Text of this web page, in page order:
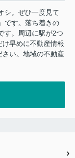
シ。ぜひ一度見て
です。落ち着きの
す。周辺に駅が2つ
早めに不動産情報
い。地域の不動産